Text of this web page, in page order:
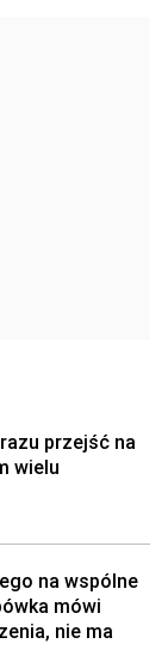
przejść na
wielu
na wspólne
mówi
nie ma